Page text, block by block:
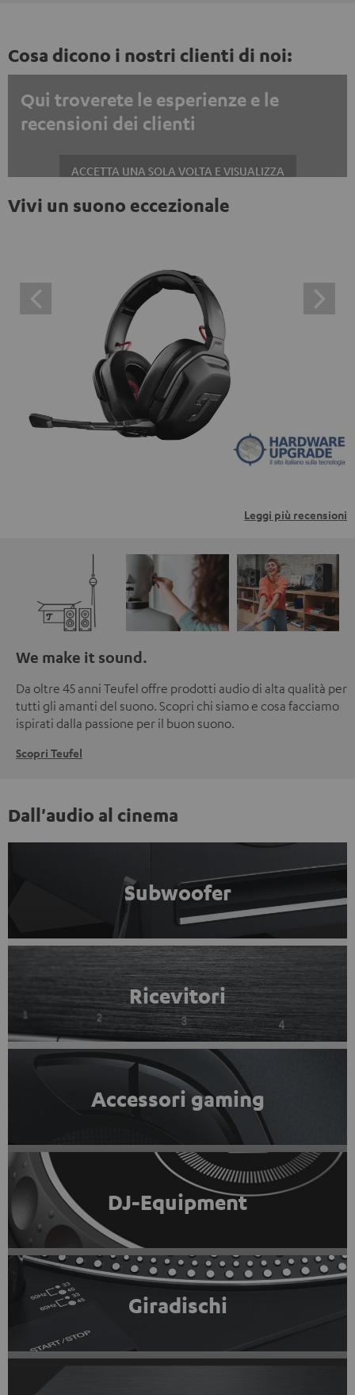
Cosa dicono i nostri clienti di noi:
Qui troverete le esperienze e le
recensioni dei clienti
ACCETTA UNA SOLA VOLTA E VISUALIZZA
Mostrare sempre i contenuti esterni? Attivalo nelle impostazioni privacy
semplice clic. Facendo clic sul contenuto, l'utente
acconsente alla visualizzazione del contenuto esterno.
Ciò significa che i dati personali possono essere
trasmessi a piattaforme di terzi. Per maggiori
informazioni al riguardo, consultare la nostra informativa
Vivi un suono eccezionale
Leggi più recensioni
We make it sound.
Da oltre 45 anni Teufel offre prodotti audio di alta qualità per
tutti gli amanti del suono. Scopri chi siamo e cosa facciamo
ispirati dalla passione per il buon suono.
Scopri Teufel
Dall'audio al cinema
Subwoofer
Ricevitori
Accessori gaming
DJ-Equipment
Giradischi